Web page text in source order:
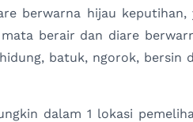
berwarna hijau keputihan,
berair dan diare
batuk, ngorok, bersin
dalam 1 lokasi